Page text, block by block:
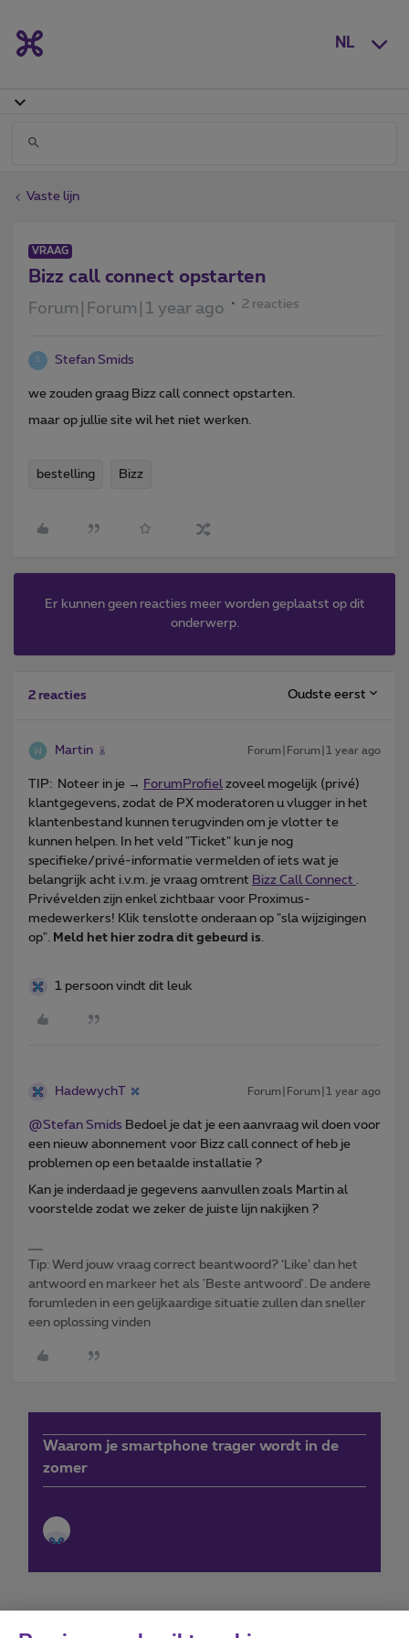
NL
Vaste lijn
VRAAG
Bizz call connect opstarten
Forum|Forum|1 year ago 2 reacties
S Stefan Smids
we zouden graag Bizz call connect opstarten.
maar op jullie site wil het niet werken.
bestelling Bizz
Er kunnen geen reacties meer worden geplaatst op dit
onderwerp.
2 reacties Oudste eerst
Martin Forum|Forum|1 year ago
TIP: Noteer in je → ForumProfiel zoveel mogelijk (privé)
klantgegevens, zodat de PX moderatoren u vlugger in het
klantenbestand kunnen terugvinden om je vlotter te
kunnen helpen. In het veld "Ticket" kun je nog
specifieke/privé-informatie vermelden of iets wat je
belangrijk acht i.v.m. je vraag omtrent Bizz Call Connect
Privévelden zijn enkel zichtbaar voor Proximus-
medewerkers! Klik tenslotte onderaan op "sla wijzigingen
op".
Meld het hier zodra dit gebeurd is
1 persoon vindt dit leuk
HadewychT Forum|Forum|1 year ago
@Stefan Smids Bedoel je dat je een aanvraag wil doen voor
een nieuw abonnement voor Bizz call connect of heb je
problemen op een betaalde installatie ?
Kan je inderdaad je gegevens aanvullen zoals Martin al
voorstelde zodat we zeker de juiste lijn nakijken ?
Tip: Werd jouw vraag correct beantwoord? ‘Like’ dan het
antwoord en markeer het als 'Beste antwoord'. De andere
forumleden in een gelijkaardige situatie zullen dan sneller
een oplossing vinden
Waarom je smartphone trager wordt in de
zomer